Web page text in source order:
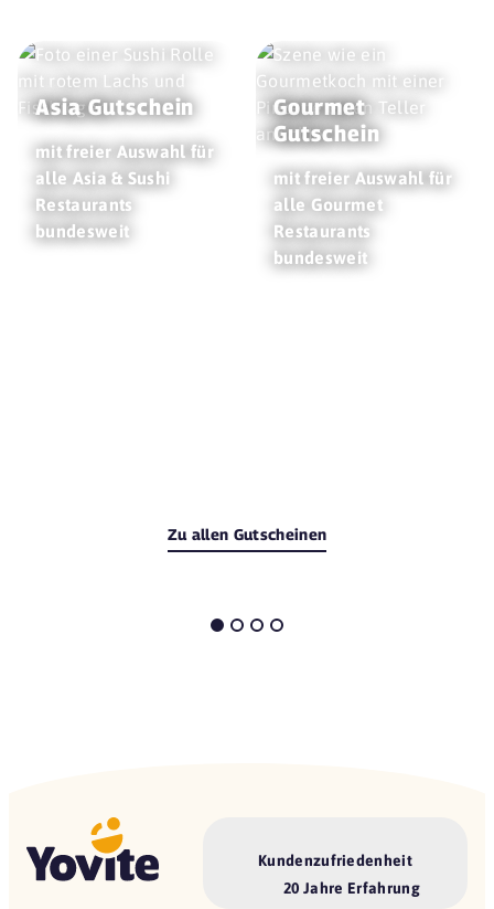
Asia Gutschein
mit freier Auswahl für
alle Asia & Sushi
Restaurants
bundesweit
Gourmet
Gutschein
mit freier Auswahl für
alle Gourmet
Restaurants
bundesweit
Zu allen Gutscheinen
Kundenzufriedenheit
20 Jahre Erfahrung